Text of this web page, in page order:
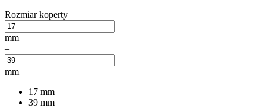
Rozmiar koperty
mm
–
mm
17 mm
39 mm